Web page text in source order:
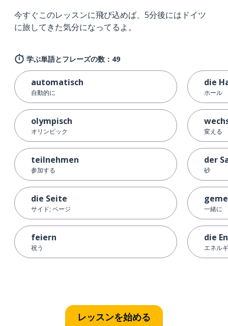
今すぐこのレッスンに飛び込めば、5分後にはドイツ
に旅してきた気分になってるよ。
学ぶ単語とフレーズの数：49
automatisch
自動的に
olympisch
オリンピック
teilnehmen
参加する
die Seite
サイド; ページ
feiern
祝う
die
ホール
変える
der
砂
一緒に
die
エネル
レッスンを始める